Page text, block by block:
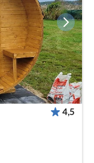
4,5